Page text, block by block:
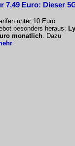
7,49 Euro: Dieser
unter 10 Euro
besonders heraus:
monatlich. Dazu